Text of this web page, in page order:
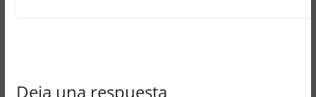
Deja una respuesta